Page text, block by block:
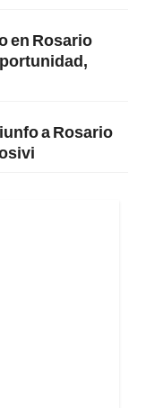
en Rosario
a Rosario